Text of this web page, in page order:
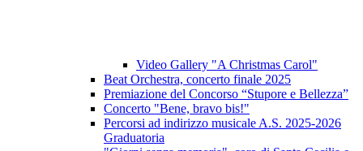
Video Gallery "A Christmas Carol"
Beat Orchestra, concerto finale 2025
Premiazione del Concorso “Stupore e Bellezza”
Concerto "Bene, bravo bis!"
Percorsi ad indirizzo musicale A.S. 2025-2026
Graduatoria